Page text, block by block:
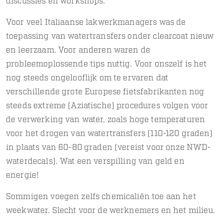
Voor veel Italiaanse lakwerkmanagers was de
toepassing van watertransfers onder clearcoat nieuw
en leerzaam. Voor anderen waren de
probleemoplossende tips nuttig. Voor onszelf is het
nog steeds ongelooflijk om te ervaren dat
verschillende grote Europese fietsfabrikanten nog
steeds extreme (Aziatische) procedures volgen voor
de verwerking van water, zoals hoge temperaturen
voor het drogen van watertransfers (110-120 graden)
in plaats van 60-80 graden (vereist voor onze NWD-
waterdecals). Wat een verspilling van geld en
energie!
Sommigen voegen zelfs chemicaliën toe aan het
weekwater. Slecht voor de werknemers en het milieu.